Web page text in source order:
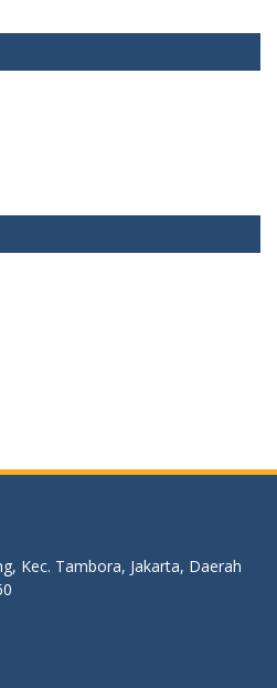
Kec. Tambora, Jakarta, Daerah